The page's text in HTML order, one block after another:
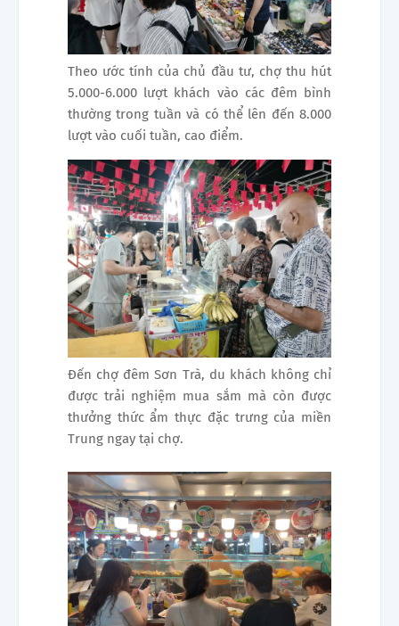
Theo ước tính của chủ đầu tư, chợ thu hút
5.000-6.000 lượt khách vào các đêm bình
thường trong tuần và có thể lên đến 8.000
lượt vào cuối tuần, cao điểm.
Đến chợ đêm Sơn Trà, du khách không chỉ
được trải nghiệm mua sắm mà còn được
thưởng thức ẩm thực đặc trưng của miền
Trung ngay tại chợ.